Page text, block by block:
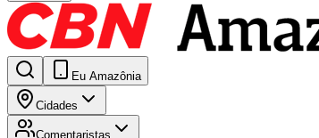
Eu Amazônia
Cidades
Comentaristas